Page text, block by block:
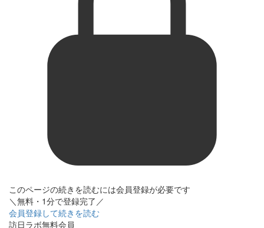
このページの続きを読むには会員登録が必要です
＼無料・1分で登録完了／
会員登録して続きを読む
訪日ラボ無料会員